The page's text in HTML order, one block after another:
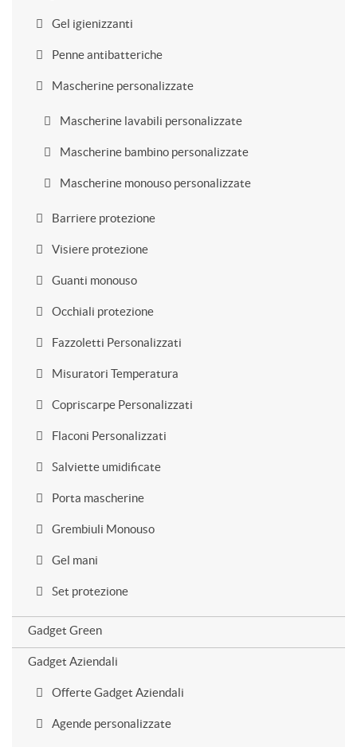
Gel igienizzanti
Penne antibatteriche
Mascherine personalizzate
Mascherine lavabili personalizzate
Mascherine bambino personalizzate
Mascherine monouso personalizzate
Barriere protezione
Visiere protezione
Guanti monouso
Occhiali protezione
Fazzoletti Personalizzati
Misuratori Temperatura
Copriscarpe Personalizzati
Flaconi Personalizzati
Salviette umidificate
Porta mascherine
Grembiuli Monouso
Gel mani
Set protezione
Gadget Green
Gadget Aziendali
Offerte Gadget Aziendali
Agende personalizzate